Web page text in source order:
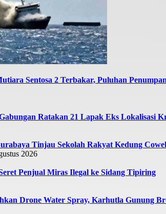
Sentosa 2 Terbakar, Puluhan
Ratakan 21 Lapak Eks Lokalisasi
Tinjau Sekolah Rakyat Kedung
2026
Penjual Miras Ilegal ke Sidang Tipiring
Drone Water Spray, Karhutla Gunung